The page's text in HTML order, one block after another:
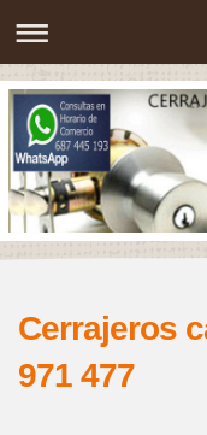
Cerrajeros
971 477